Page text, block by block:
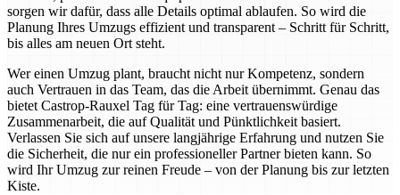
sorgen wir dafür, dass alle Details optimal ablaufen. So wird die
Planung Ihres Umzugs effizient und transparent – Schritt für Schritt,
bis alles am neuen Ort steht.
Wer einen Umzug plant, braucht nicht nur Kompetenz, sondern
auch Vertrauen in das Team, das die Arbeit übernimmt. Genau das
bietet Castrop-Rauxel Tag für Tag: eine vertrauenswürdige
Zusammenarbeit, die auf Qualität und Pünktlichkeit basiert.
Verlassen Sie sich auf unsere langjährige Erfahrung und nutzen Sie
die Sicherheit, die nur ein professioneller Partner bieten kann. So
wird Ihr Umzug zur reinen Freude – von der Planung bis zur letzten
Kiste.